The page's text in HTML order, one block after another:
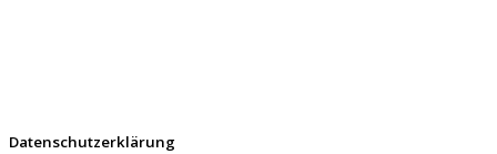
Datenschutzerklärung